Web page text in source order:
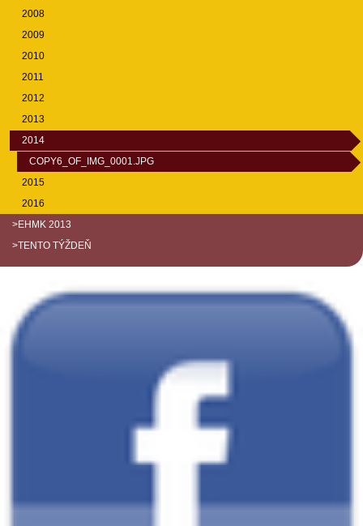
2008
2009
2010
2011
2012
2013
2014
COPY6_OF_IMG_0001.JPG
2015
2016
>EHMK 2013
>TENTO TÝŽDEŇ